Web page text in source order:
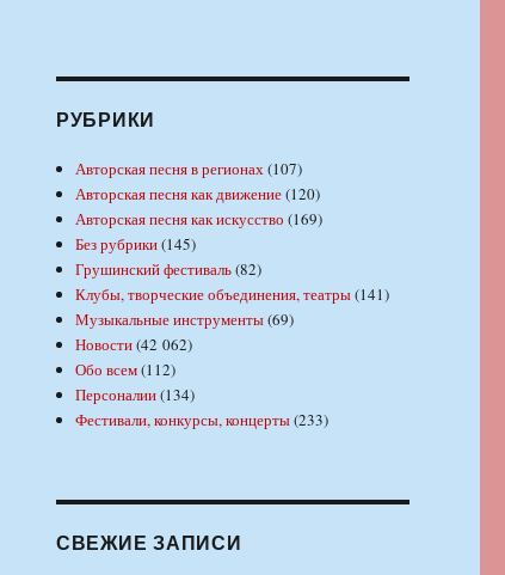
РУБРИКИ
Авторская песня в регионах(107)
Авторская песня как движение(120)
Авторская песня как искусство (169)
Без рубрики(145)
Грушинский фестиваль(82)
Клубы, творческие объединения, театры(141)
Музыкальные инструменты(69)
Новости(42 062)
Обо всем(112)
Персоналии(134)
Фестивали, конкурсы, концерты(233)
СВЕЖИЕ ЗАПИСИ